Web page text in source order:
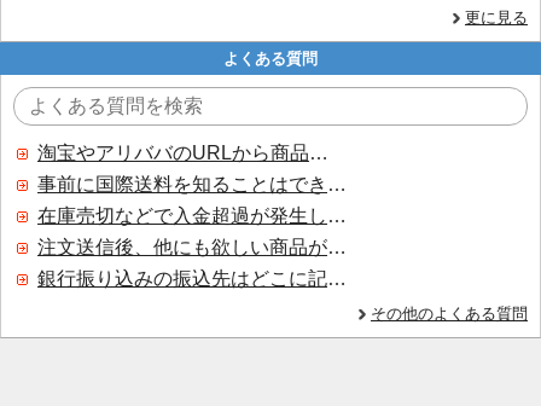
更に見る
よくある質問
淘宝やアリババのURLから商品を探すことはできますか？
事前に国際送料を知ることはできますか？
在庫売切などで入金超過が発生した場合はいつ返金されますか？
注文送信後、他にも欲しい商品が見つかった場合、追加注文できますか？
銀行振り込みの振込先はどこに記載されていますか？
その他のよくある質問